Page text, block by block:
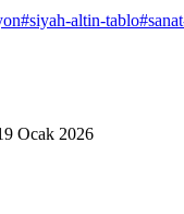
#siyah-altin-tablo#
Ocak 2026